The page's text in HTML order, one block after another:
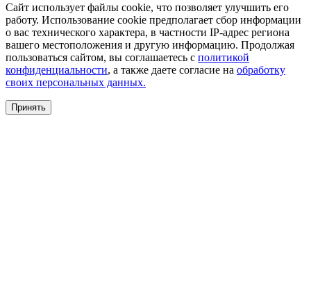
Сайт использует файлы cookie, что позволяет улучшить его
работу. Использование cookie предполагает сбор информации
о вас технического характера, в частности IP-адрес региона
вашего местоположения и другую информацию. Продолжая
пользоваться сайтом, вы соглашаетесь с политикой
конфиденциальности, а также даете согласие на обработку
своих персональных данных.
Принять